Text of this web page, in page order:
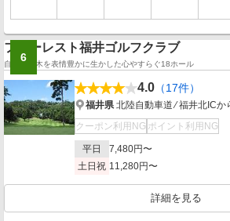
6
フォーレスト福井ゴルフクラブ
自然の樹木を表情豊かに生かした心やすらぐ18ホール
4.0 （17件）
福井県北陸自動車道 ⁄ 福井北ICか
クーポン利用NG ポイント利用NG
平日
7,480円〜
土日祝 11,280円〜
詳細を見る